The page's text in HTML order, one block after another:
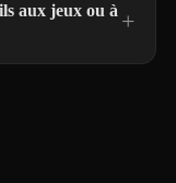
aux jeux ou à